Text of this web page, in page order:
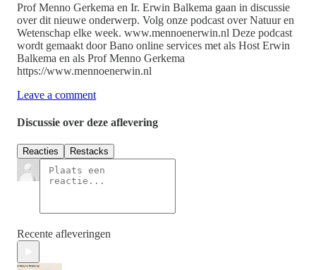
Prof Menno Gerkema en Ir. Erwin Balkema gaan in discussie
over dit nieuwe onderwerp. Volg onze podcast over Natuur en
Wetenschap elke week. www.mennoenerwin.nl Deze podcast
wordt gemaakt door Bano online services met als Host Erwin
Balkema en als Prof Menno Gerkema
⁠⁠https://www.mennoenerwin.nl⁠⁠
Leave a comment
Discussie over deze aflevering
Reacties Restacks
Recente afleveringen